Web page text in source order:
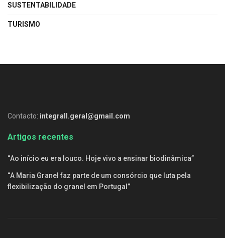
SUSTENTABILIDADE
TURISMO
Contacto: integrall.geral@gmail.com
Artigos recentes
“Ao início eu era louco. Hoje vivo a ensinar biodinâmica”
“A Maria Granel faz parte de um consórcio que luta pela
flexibilização do granel em Portugal”